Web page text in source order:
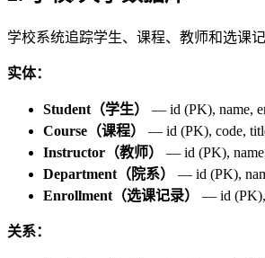
学校系统追踪学生、课程、教师和选课
实体：
Student（学生）
— id (PK), name,
Course（课程）
— id (PK), code,
Instructor（教师）
— id (PK),
Department（院系）
— id (PK),
Enrollment（选课记录）
— id (PK),
关系：